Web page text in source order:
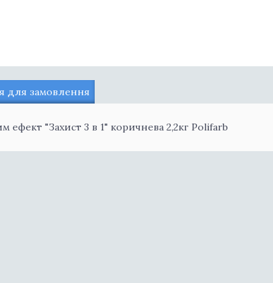
для замовлення
"Захист 3 в 1" коричнева 2,2кг Polifarb